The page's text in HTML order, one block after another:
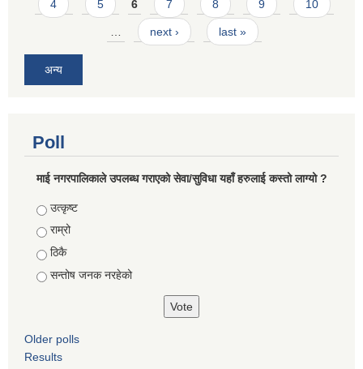
4 5 6 7 8 9 10
… next › last »
अन्य
Poll
माई नगरपालिकाले उपलब्ध गराएको सेवा/सुविधा यहाँ हरुलाई कस्तो लाग्यो ?
Choices
उत्कृष्ट
राम्रो
ठिकै
सन्तोष जनक नरहेको
Older polls
Results